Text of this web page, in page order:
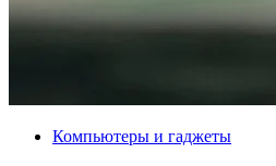
Компьютеры и гаджеты